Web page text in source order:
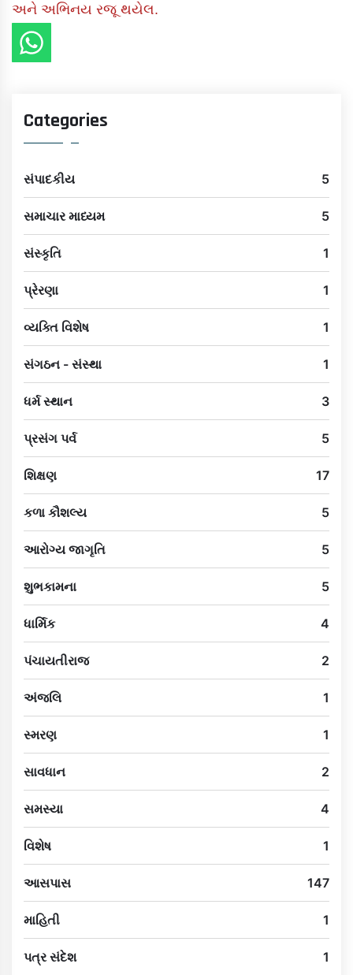
અને અભિનય રજૂ થયેલ.
Categories
સંપાદકીય 5
સમાચાર માધ્યમ 5
સંસ્કૃતિ 1
પ્રેરણા 1
વ્યક્તિ વિશેષ 1
સંગઠન - સંસ્થા 1
ધર્મ સ્થાન 3
પ્રસંગ પર્વ 5
શિક્ષણ 17
કળા કૌશલ્ય 5
આરોગ્ય જાગૃતિ 5
શુભકામના 5
ધાર્મિક 4
પંચાયતીરાજ 2
અંજલિ 1
સ્મરણ 1
સાવધાન 2
સમસ્યા 4
વિશેષ 1
આસપાસ 147
માહિતી 1
પત્ર સંદેશ 1